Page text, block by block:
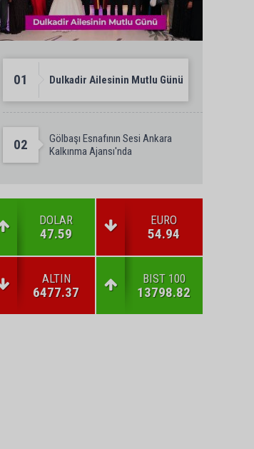
01 Dulkadir Ailesinin Mutlu Günü
02
Gölbaşı Esnafının Sesi Ankara
Kalkınma Ajansı'nda
DOLAR
47.59
EURO
54.94
ALTIN
6477.37
BIST 100
13798.82